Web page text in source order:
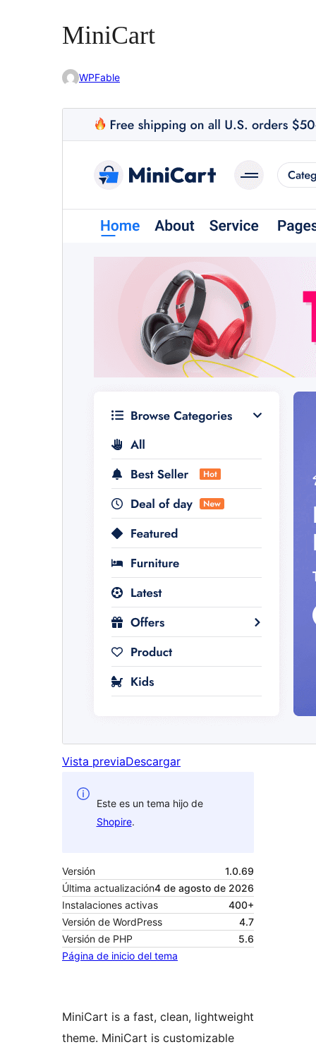
MiniCart
WPFable
Vista previaDescargar
Este es un tema hijo de
Shopire.
Versión
1.0.69
Última actualización4 de agosto de 2026
Instalaciones activas
400+
Versión de WordPress
4.7
Versión de PHP
5.6
Página de inicio del tema
MiniCart is a fast, clean, lightweight
theme. MiniCart is customizable